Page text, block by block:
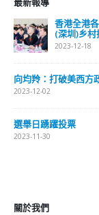
香港全港
(深圳)乡
2023-12-18
向均羚：打破美西方
2023-12-02
選舉日踴躍投票
2023-11-30
關於我們